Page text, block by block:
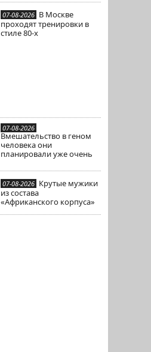
07-08-2026 В Москве
проходят тренировки в
стиле 80-х
07-08-2026
Вмешательство в геном
человека они
планировали уже очень
07-08-2026 Крутые мужики
из состава
«Африканского корпуса»